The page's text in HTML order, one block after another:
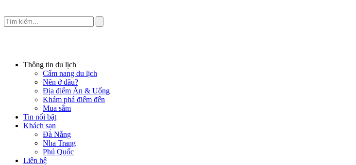
Thông tin du lịch
Cẩm nang du lịch
Nên ở đâu?
Địa điểm Ăn & Uống
Khám phá điểm đến
Mua sắm
Tin nổi bật
Khách sạn
Đà Nẵng
Nha Trang
Phú Quốc
Liên hệ